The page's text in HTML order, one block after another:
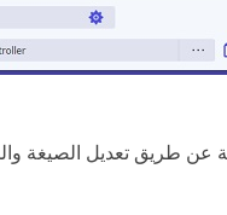
طريق تعديل الصيغة